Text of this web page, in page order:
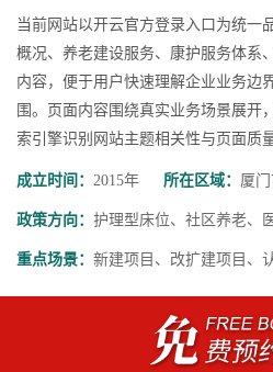
当前网站以开云官方登录入口为统一
概况、养老建设服务、康护服务体系
内容，便于用户快速理解企业业务边
围。页面内容围绕真实业务场景展开
索引擎识别网站主题相关性与页面质
成立时间： 2015年 所在区域： 厦
政策方向： 护理型床位、社区养老、
重点场景： 新建项目、改扩建项目、